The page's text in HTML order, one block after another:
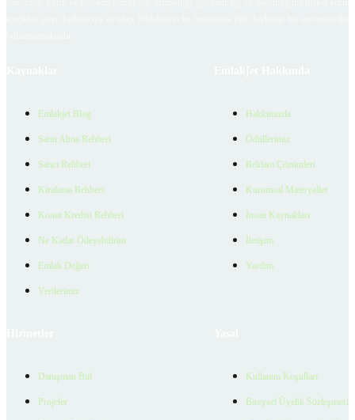
Emlakjet Blog
Satın Alma Rehberi
Satıcı Rehberi
Kiralama Rehberi
Konut Kredisi Rehberi
Ne Kadar Ödeyebilirim
Emlak Değeri
Verilerimiz
Hakkımızda
Ödüllerimiz
Reklam Çözümleri
Kurumsal Materyaller
İnsan Kaynakları
İletişim
Yardım
Danışman Bul
Projeler
Kullanım Koşulları
Bireysel Üyelik Sözleşmesi